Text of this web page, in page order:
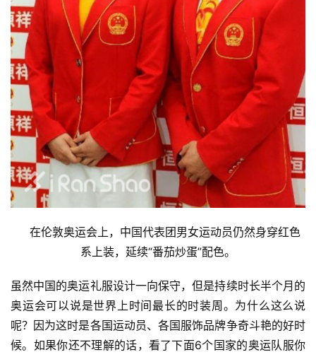
练
视
频
户
精
运
动
系上装，延续“番茄炒蛋”配色。
虽然中国的奥运礼服设计一向保守，但是持续时长半个月的
奥运会可以说是世界上时间最长的时装周。为什么这么说
呢？因为这时是各国运动员、各国服饰品牌争奇斗艳的好时
候。如果你还不理解的话，看了下面6个国家的奥运队服你